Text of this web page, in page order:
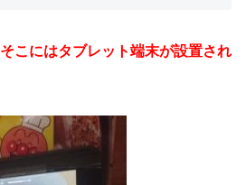
そこにはタブレット端末が設置され